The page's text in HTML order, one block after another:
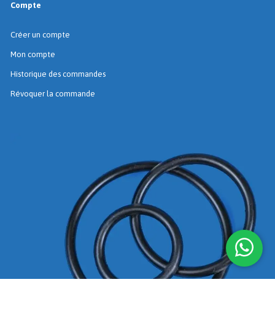
Compte
Créer un compte
Mon compte
Historique des commandes
Révoquer la commande